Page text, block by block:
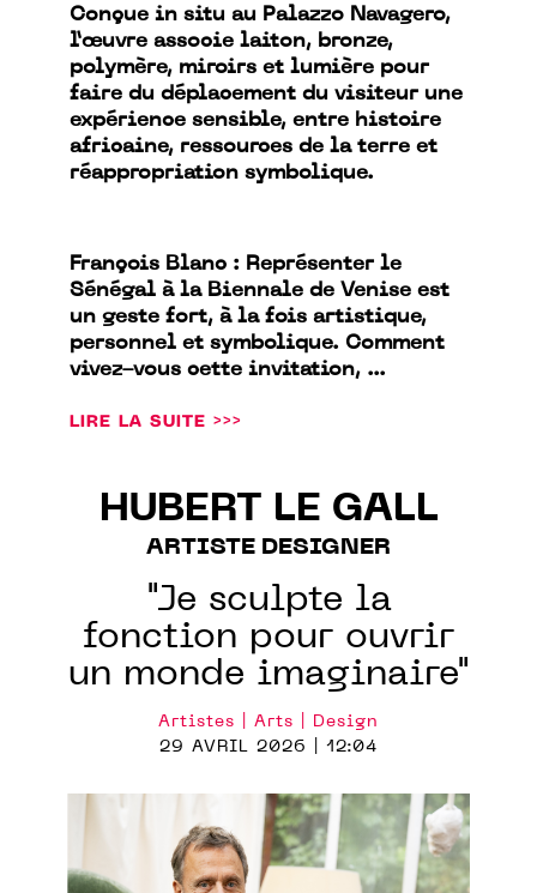
Conçue in situ au Palazzo Navagero,
l’œuvre associe laiton, bronze,
polymère, miroirs et lumière pour
faire du déplacement du visiteur une
expérience sensible, entre histoire
africaine, ressources de la terre et
réappropriation symbolique.
François Blanc : Représenter le
Sénégal à la Biennale de Venise est
un geste fort, à la fois artistique,
personnel et symbolique. Comment
vivez-vous cette invitation, ...
LIRE LA SUITE >>>
HUBERT LE GALL
ARTISTE DESIGNER
"Je sculpte la
fonction pour ouvrir
un monde imaginaire"
Artistes | Arts | Design
29 AVRIL 2026 | 12:04